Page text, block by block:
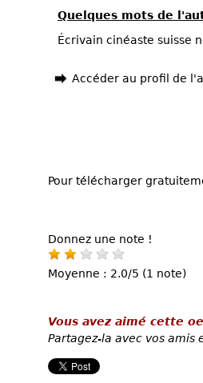
Quelques mots de
Écrivain cinéaste suisse
Accéder au profil de
Pour télécharger
Donnez une note !
Moyenne : 2.0/5 (1 note)
Vous avez aimé cette
Partagez-la avec vos amis